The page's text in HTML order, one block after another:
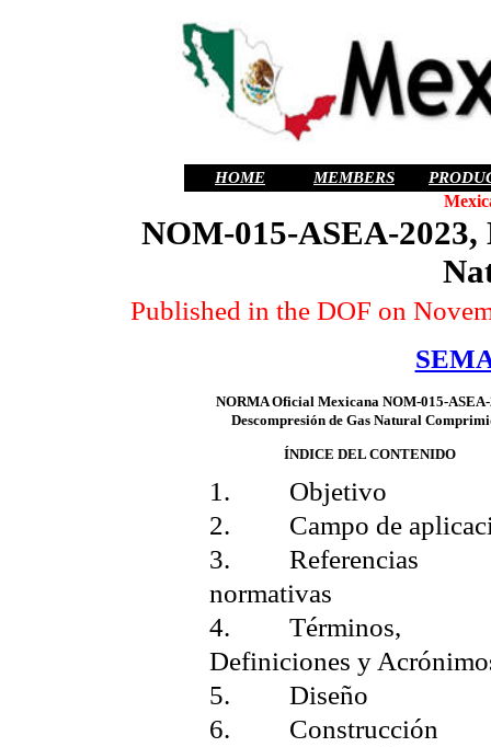
HOME MEMBERS
NOM-015-ASEA-2023,
Published in the DOF on
NORMA Oficial Mexicana NOM-015-
Descompresión de Gas Natural
ÍNDICE DEL CONTENIDO
1. Objetivo
2. Campo de
3. Referencias
normativas
4. Términos,
Definiciones y
5. Diseño
6. Construcción